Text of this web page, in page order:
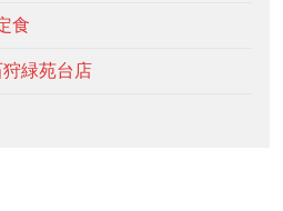
食
狩緑苑台店